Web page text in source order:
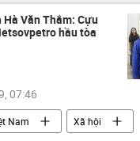
Văn Thắm: Cựu
hầu tòa
07:46
Nam
Xã hội